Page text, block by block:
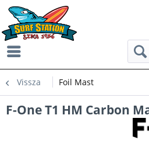
Vissza Foil Mast
F-One T1 HM Carbon